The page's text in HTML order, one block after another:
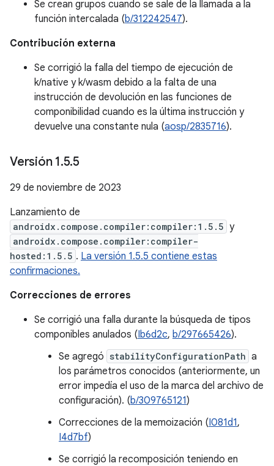
Se crean grupos cuando se sale de la llamada a la
función intercalada (b/312242547).
Contribución externa
Se corrigió la falla del tiempo de ejecución de
k/native y k/wasm debido a la falta de una
instrucción de devolución en las funciones de
componibilidad cuando es la última instrucción y
devuelve una constante nula (aosp/2835716).
Versión 1.5.5
29 de noviembre de 2023
Lanzamiento de
androidx.compose.compiler:compiler:1.5.5 y
androidx.compose.compiler:compiler-
hosted:1.5.5 . La versión 1.5.5 contiene estas
confirmaciones.
Correcciones de errores
Se corrigió una falla durante la búsqueda de tipos
componibles anulados (Ib6d2c, b/297665426).
Se agregó stabilityConfigurationPath a
los parámetros conocidos (anteriormente, un
error impedía el uso de la marca del archivo de
configuración). (b/309765121)
Correcciones de la memoización (I081d1,
I4d7bf)
Se corrigió la recomposición teniendo en